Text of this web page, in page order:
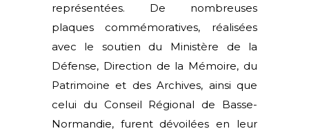
représentées. De nombreuses
plaques commémoratives, réalisées
avec le soutien du Ministère de la
Défense, Direction de la Mémoire, du
Patrimoine et des Archives, ainsi que
celui du Conseil Régional de Basse-
Normandie, furent dévoilées en leur